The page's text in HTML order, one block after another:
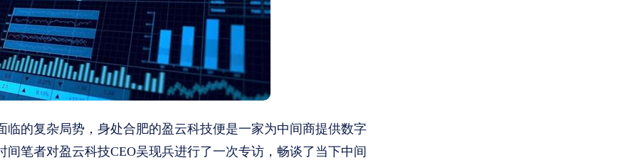
临的复杂局势，身处合肥的盈云科技便是一家为中间商提供数字
笔者对盈云科技CEO吴现兵进行了一次专访，畅谈了当下中间